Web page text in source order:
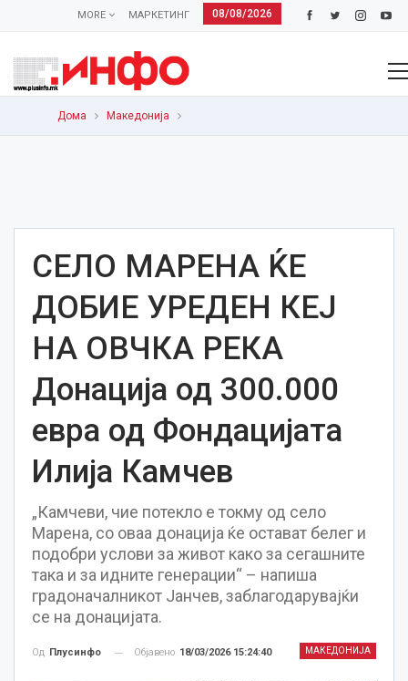
08/08/2026
МАРКЕТИНГ
MORE
Дома Македонија
СЕЛО МАРЕНА ЌЕ
ДОБИЕ УРЕДЕН КЕЈ
НА ОВЧКА РЕКА
Донација од 300.000
евра од Фондацијата
Илија Камчев
„Камчеви, чие потекло е токму од село
Марена, со оваа донација ќе остават белег и
подобри услови за живот како за сегашните
така и за идните генерации“ – напиша
градоначалникот Јанчев, заблагодарувајќи
се на донацијата.
МАКЕДОНИЈА
Од Плусинфо Објавено 18/03/2026 15:24:40